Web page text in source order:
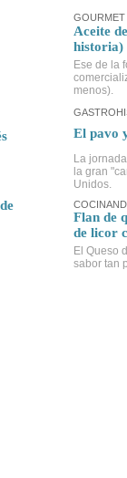
Aceite
historia)
Ese de la
menos).
El pavo
La
la gran
Unidos.
Flan de
de licor
El Queso
sabor tan